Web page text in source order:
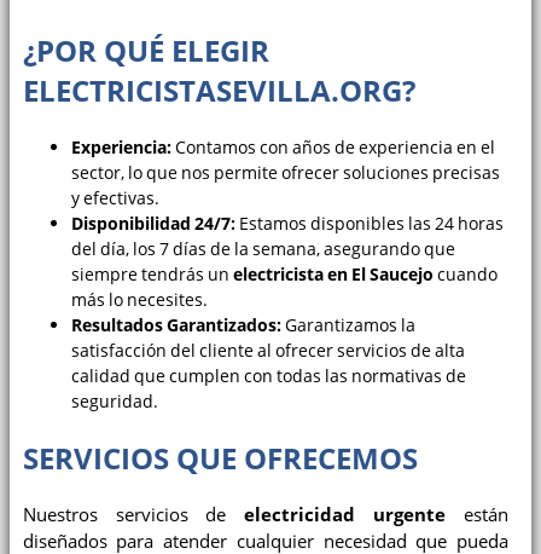
¿POR QUÉ ELEGIR
ELECTRICISTASEVILLA.ORG?
Experiencia:Contamos con años de experiencia en el
sector, lo que nos permite ofrecer soluciones precisas
y efectivas.
Disponibilidad 24/7:Estamos disponibles las 24 horas
del día, los 7 días de la semana, asegurando que
siempre tendrás un electricista en El Saucejo cuando
más lo necesites.
Resultados Garantizados:Garantizamos la
satisfacción del cliente al ofrecer servicios de alta
calidad que cumplen con todas las normativas de
seguridad.
SERVICIOS QUE OFRECEMOS
Nuestros servicios deelectricidad urgente están
diseñados para atender cualquier necesidad que pueda